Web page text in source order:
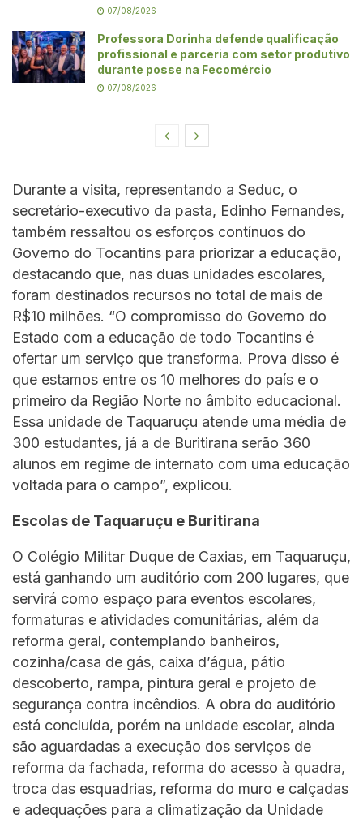
07/08/2026
Professora Dorinha defende qualificação
profissional e parceria com setor produtivo
durante posse na Fecomércio
07/08/2026
Durante a visita, representando a Seduc, o
secretário-executivo da pasta, Edinho Fernandes,
também ressaltou os esforços contínuos do
Governo do Tocantins para priorizar a educação,
destacando que, nas duas unidades escolares,
foram destinados recursos no total de mais de
R$10 milhões. “O compromisso do Governo do
Estado com a educação de todo Tocantins é
ofertar um serviço que transforma. Prova disso é
que estamos entre os 10 melhores do país e o
primeiro da Região Norte no âmbito educacional.
Essa unidade de Taquaruçu atende uma média de
300 estudantes, já a de Buritirana serão 360
alunos em regime de internato com uma educação
voltada para o campo”, explicou.
Escolas de Taquaruçu e Buritirana
O Colégio Militar Duque de Caxias, em Taquaruçu,
está ganhando um auditório com 200 lugares, que
servirá como espaço para eventos escolares,
formaturas e atividades comunitárias, além da
reforma geral, contemplando banheiros,
cozinha/casa de gás, caixa d’água, pátio
descoberto, rampa, pintura geral e projeto de
segurança contra incêndios. A obra do auditório
está concluída, porém na unidade escolar, ainda
são aguardadas a execução dos serviços de
reforma da fachada, reforma do acesso à quadra,
troca das esquadrias, reforma do muro e calçadas
e adequações para a climatização da Unidade